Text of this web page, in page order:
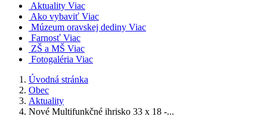
Aktuality Viac
Ako vybaviť Viac
Múzeum oravskej dediny Viac
Farnosť Viac
ZŠ a MŠ Viac
Fotogaléria Viac
Úvodná stránka
Obec
Aktuality
Nové Multifunkčné ihrisko 33 x 18 -...